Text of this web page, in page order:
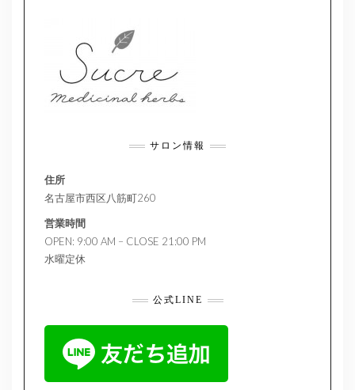
サロン情報
住所
名古屋市西区八筋町260
営業時間
OPEN: 9:00 AM – CLOSE 21:00 PM
水曜定休
公式LINE